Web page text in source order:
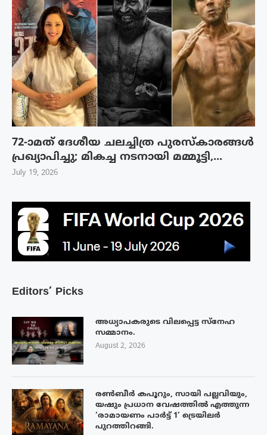
Editors’ Picks
അധ്യാപകരുടെ വിലപ്പെട്ട സ്നേഹ
സമ്മാനം.
August 2, 2026
രൺബീർ കപൂറും, സായി പല്ലവിയും,
യഷും പ്രധാന വേഷത്തിൽ എത്തുന്ന
‘രാമായണം പാർട്ട് 1’ ട്രെയിലർ
പുറത്തിറങ്ങി.
72-ാമത് ദേശീയ ചലച്ചിത്ര പുരസ്‌കാരങ്ങള്‍
പ്രഖ്യാപിച്ചു; മികച്ച നടനായി മമ്മൂട്ടി,...
July 19, 2026